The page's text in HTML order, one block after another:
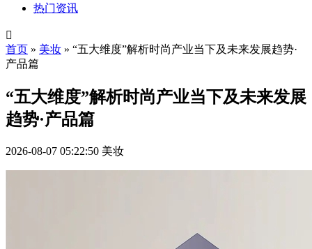
热门资讯

首页 » 美妆 » “五大维度”解析时尚产业当下及未来发展趋势·
产品篇
“五大维度”解析时尚产业当下及未来发展
趋势·产品篇
2026-08-07 05:22:50 美妆